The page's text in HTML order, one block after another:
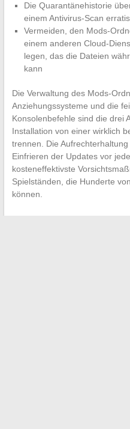
Die Quarantänehistorie
einem Antivirus-Scan
Vermeiden, den Mods-
einem anderen Cloud-
legen, das die Dateien
kann
Die Verwaltung des Mods-
Anziehungssysteme und die
Konsolenbefehle sind die drei
Installation von einer wirklich
trennen. Die
Einfrieren der Updates vor
kosteneffektivste
Spielständen, die Hunderte
können.